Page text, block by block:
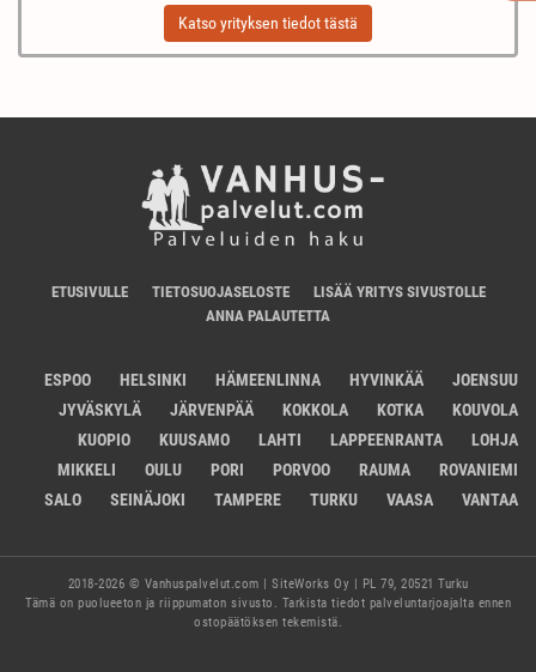
Katso yrityksen tiedot tästä
ETUSIVULLE TIETOSUOJASELOSTE
LISÄÄ YRITYS SIVUSTOLLE
ANNA PALAUTETTA
ESPOO HELSINKI HÄMEENLINNA HYVINKÄÄ
JOENSUU
JYVÄSKYLÄ
JÄRVENPÄÄ KOKKOLA KOTKA
KOUVOLA
KUOPIO
KUUSAMO LAHTI LAPPEENRANTA
LOHJA
MIKKELI
OULU PORI PORVOO RAUMA
ROVANIEMI
SALO
SEINÄJOKI TAMPERE TURKU VAASA VANTAA
2018-2026 © Vanhuspalvelut.com | SiteWorks Oy | PL 79, 20521 Turku
Tämä on puolueeton ja riippumaton sivusto. Tarkista tiedot palveluntarjoajalta ennen
ostopäätöksen tekemistä.